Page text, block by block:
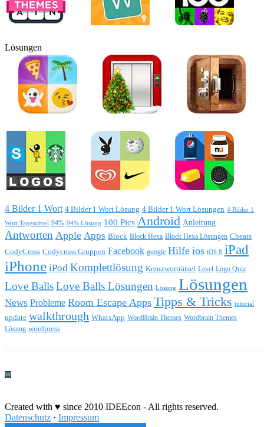
Lösungen
4 Bilder 1 Wort 4 Bilder 1 Wort Lösung 4 Bilder 1 Wort Lösungen 4 Bilder 1
Wort Tagesrätsel 94% 94% Lösung 100 Pics Android Anleitung
Antworten Apple Apps Block Block Hexa Block Hexa Lösungen Cheats
CodyCross Codycross Gruppen Facebook google Hilfe ios iOS 8 iPad
iPhone iPod Komplettlösung Kreuzworträtsel Level Logo Quiz
Love BallsLove Balls Lösungen Lösung Lösungen
News Probleme Room Escape Apps Tipps & Tricks tutorial
update walkthrough WhatsApp WordBrain Themes Wordbrain Themes
Lösung wordpress
Created with ♥ since 2010 IDEEcon - All rights reserved.
Datenschutz · Impressum